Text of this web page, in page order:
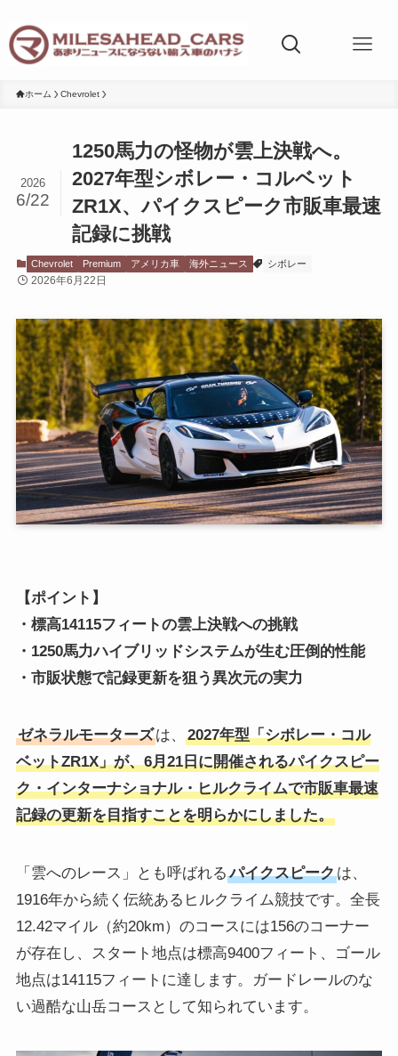
ホーム Chevrolet
1250馬力の怪物が雲上決戦へ。
2027年型シボレー・コルベット
ZR1X、パイクスピーク市販車最速
記録に挑戦
2026
6/22
Chevrolet Premium アメリカ車 海外ニュース シボレー
2026年6月22日
【ポイント】
・標高14115フィートの雲上決戦への挑戦
・1250馬力ハイブリッドシステムが生む圧倒的性能
・市販状態で記録更新を狙う異次元の実力
ゼネラルモーターズは、
2027年型「シボレー・コル
ベットZR1X」が、6月21日に開催されるパイクスピー
ク・インターナショナル・ヒルクライムで市販車最速
記録の更新を目指すことを明らかにしました。
「雲へのレース」とも呼ばれる パイクスピークは、
1916年から続く伝統あるヒルクライム競技です。全長
12.42マイル（約20km）のコースには156のコーナー
が存在し、スタート地点は標高9400フィート、ゴール
地点は14115フィートに達します。ガードレールのな
い過酷な山岳コースとして知られています。